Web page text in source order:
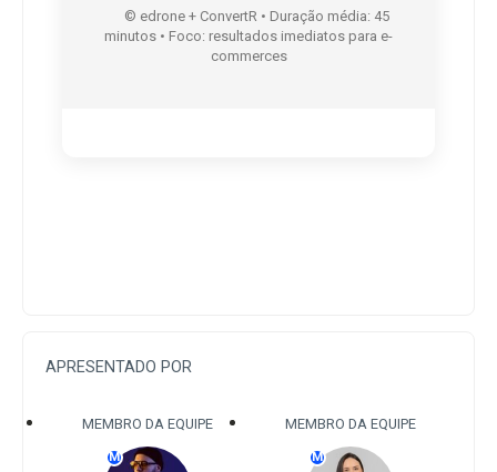
minutos • Foco: resultados imediatos para e-
commerces
APRESENTADO POR
MEMBRO DA EQUIPE
M
MEMBRO DA EQUIPE
M